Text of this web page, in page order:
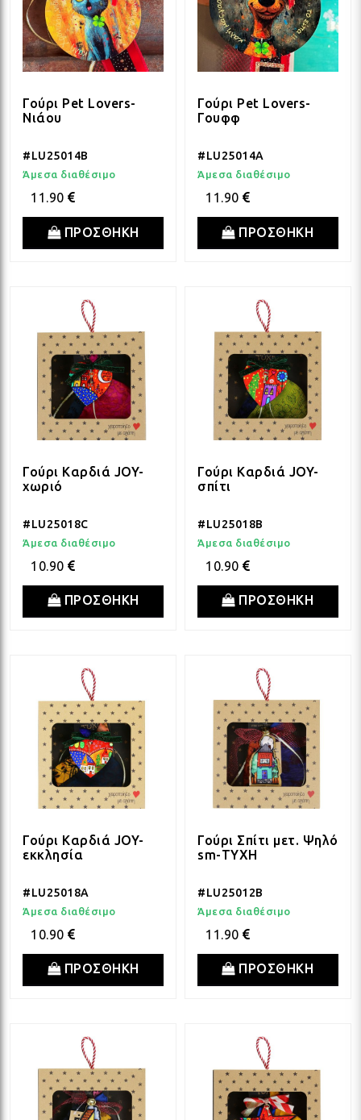
Γούρι Pet Lovers-
Νιάου
#LU25014B
Άμεσα διαθέσιμο
11.90
ΠΡΟΣΘΗΚΗ
Γούρι Pet Lovers-
Γουφφ
#LU25014A
Άμεσα διαθέσιμο
11.90
ΠΡΟΣΘΗΚΗ
Γούρι Καρδιά JOY-
χωριό
#LU25018C
Άμεσα διαθέσιμο
10.90
ΠΡΟΣΘΗΚΗ
Γούρι Καρδιά JOY-
σπίτι
#LU25018B
Άμεσα διαθέσιμο
10.90
ΠΡΟΣΘΗΚΗ
Γούρι Καρδιά JOY-
εκκλησία
#LU25018A
Άμεσα διαθέσιμο
10.90
ΠΡΟΣΘΗΚΗ
Γούρι Σπίτι μετ. Ψηλό
sm-ΤΥΧΗ
#LU25012B
Άμεσα διαθέσιμο
11.90
ΠΡΟΣΘΗΚΗ